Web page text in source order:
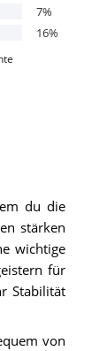
7%
16%
du die
stärken
wichtige
für
Stabilität
von